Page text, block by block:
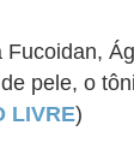
pele, o
LIVRE)